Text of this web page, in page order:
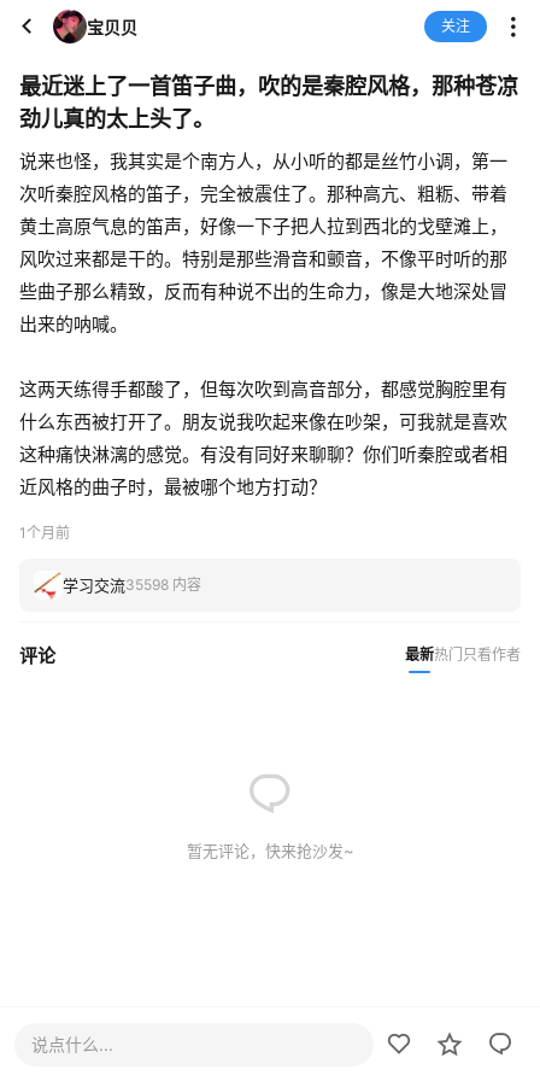
宝贝贝 关注
最近迷上了一首笛子曲，吹的是秦腔风格，那种苍凉
劲儿真的太上头了。
说来也怪，我其实是个南方人，从小听的都是丝竹小调，第一
次听秦腔风格的笛子，完全被震住了。那种高亢、粗粝、带着
黄土高原气息的笛声，好像一下子把人拉到西北的戈壁滩上，
风吹过来都是干的。特别是那些滑音和颤音，不像平时听的那
些曲子那么精致，反而有种说不出的生命力，像是大地深处冒
出来的呐喊。
这两天练得手都酸了，但每次吹到高音部分，都感觉胸腔里有
什么东西被打开了。朋友说我吹起来像在吵架，可我就是喜欢
这种痛快淋漓的感觉。有没有同好来聊聊？你们听秦腔或者相
近风格的曲子时，最被哪个地方打动？
1个月前
学习交流35598 内容
评论 最新热门 只看作者
暂无评论，快来抢沙发~
说点什么...